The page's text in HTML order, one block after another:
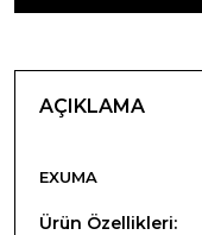
AÇIKLAMA
EXUMA
Ürün Özellikleri: